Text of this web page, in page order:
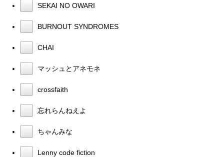
SEKAI NO OWARI
BURNOUT SYNDROMES
CHAI
マッシュとアネモネ
crossfaith
忘れらんねえよ
ちゃんみな
Lenny code fiction